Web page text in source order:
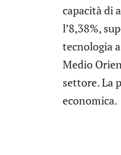
capacità di
l’8,38%,
tecnologia
Medio
settore. La
economica.